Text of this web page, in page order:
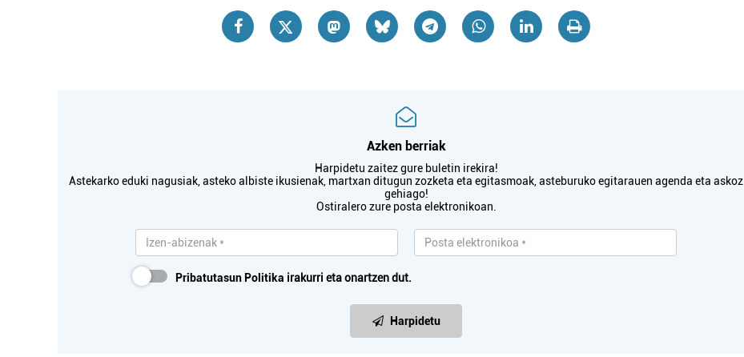
Azken berriak
Harpidetu zaitez gure buletin irekira!
Astekarko eduki nagusiak, asteko albiste ikusienak, martxan ditugun zozketa eta egitasmoak, asteburuko egitarauen agenda eta askoz
gehiago!
Ostiralero zure posta elektronikoan.
Pribatutasun Politika irakurri eta onartzen dut.
Harpidetu